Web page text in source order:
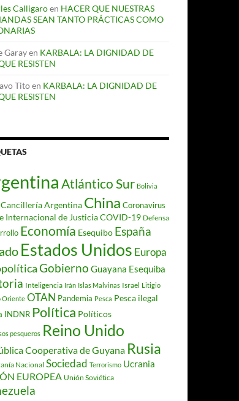
Calligaroen HACER QUE NUESTRAS
SEAN TANTO PRÁCTICAS COMO
Garayen KARBALA: LA DIGNIDAD DE
RESISTEN
Titoen KARBALA: LA DIGNIDAD DE
RESISTEN
Atlántico Sur Bolivia
Cancillería Argentina China Coronavirus
Internacional de JusticiaCOVID-19 Defensa
Economía Esequibo España
Estados Unidos Europa
Gobierno Guayana Esequiba
Inteligencia Irán Islas Malvinas Israel Litigio
Oriente OTAN Pandemia Pesca Pesca ilegal
INDNR Política Políticos
pesqueros Reino Unido
Cooperativa de Guyana Rusia
Nacional Sociedad Terrorismo Ucrania
EUROPEA Unión Soviética